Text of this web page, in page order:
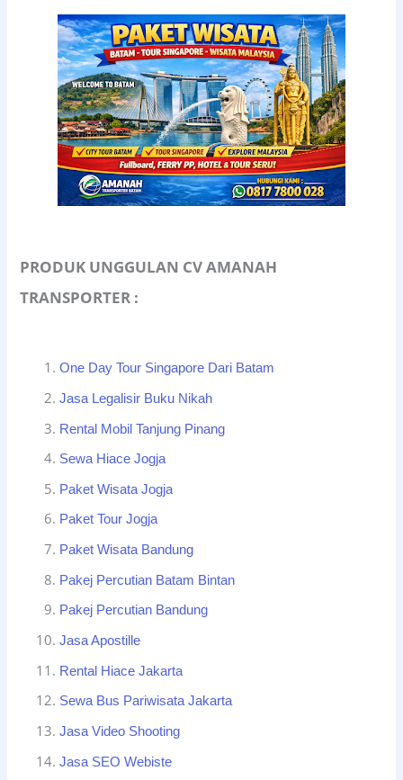
PRODUK UNGGULAN CV AMANAH
TRANSPORTER :
One Day Tour Singapore Dari Batam
Jasa Legalisir Buku Nikah
Rental Mobil Tanjung Pinang
Sewa Hiace Jogja
Paket Wisata Jogja
Paket Tour Jogja
Paket Wisata Bandung
Pakej Percutian Batam Bintan
Pakej Percutian Bandung
Jasa Apostille
Rental Hiace Jakarta
Sewa Bus Pariwisata Jakarta
Jasa Video Shooting
Jasa SEO Webiste